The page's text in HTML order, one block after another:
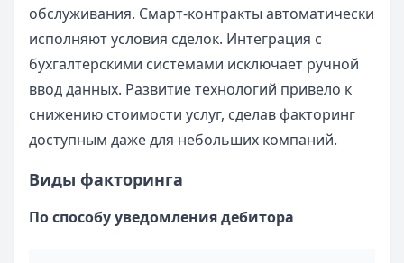
обслуживания. Смарт-контракты автоматически
исполняют условия сделок. Интеграция с
бухгалтерскими системами исключает ручной
ввод данных. Развитие технологий привело к
снижению стоимости услуг, сделав факторинг
доступным даже для небольших компаний.
Виды факторинга
По способу уведомления дебитора